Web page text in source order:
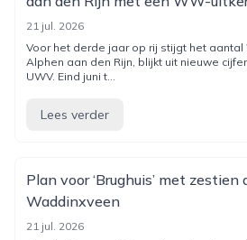
21 jul. 2026
Voor het derde jaar op rij stijgt het aantal
Alphen aan den Rijn, blijkt uit nieuwe
UWV. Eind juni t...
Lees verder
Plan voor ‘Brughuis’ met
Waddinxveen
21 jul. 2026